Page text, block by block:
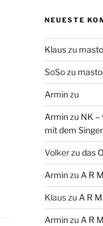
NEUESTE
Klauszu
SoSozu
Arminzu
Arminzu NK –
mit dem
Volkerzu das
Arminzu A R
Klauszu A R
Arminzu A R